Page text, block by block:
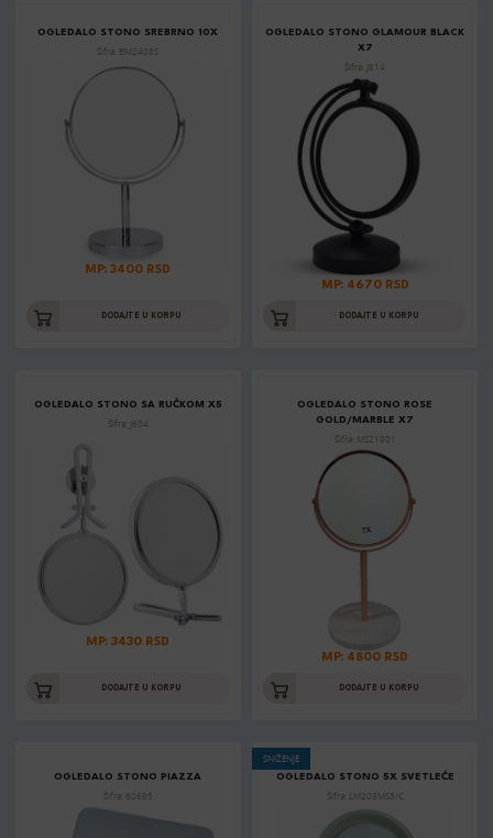
OGLEDALO STONO SREBRNO 10X
Šifra: BM2408S
MP: 3400 RSD
DODAJTE U KORPU
OGLEDALO STONO GLAMOUR BLACK
X7
Šifra: J814
MP: 4670 RSD
DODAJTE U KORPU
OGLEDALO STONO SA RUČKOM X5
Šifra: J604
MP: 3430 RSD
DODAJTE U KORPU
OGLEDALO STONO ROSE
GOLD/MARBLE X7
Šifra: MS21001
MP: 4800 RSD
DODAJTE U KORPU
OGLEDALO STONO PIAZZA
Šifra: 60685
SNIŽENJE
OGLEDALO STONO 5X SVETLEĆE
Šifra: LM209MS3/C